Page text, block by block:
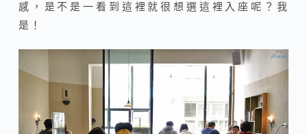
感，是不是一看到這裡就很想選這裡入座呢？我
是！